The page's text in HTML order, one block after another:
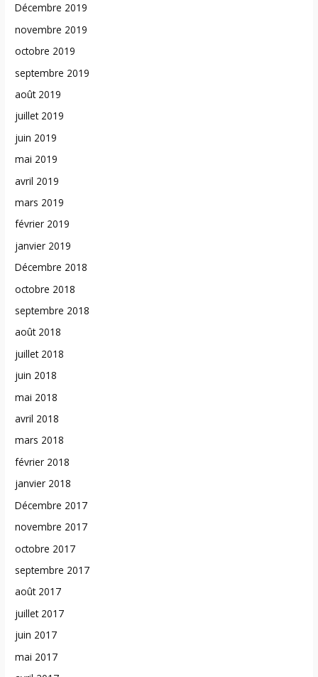
Décembre 2019
novembre 2019
octobre 2019
septembre 2019
août 2019
juillet 2019
juin 2019
mai 2019
avril 2019
mars 2019
février 2019
janvier 2019
Décembre 2018
octobre 2018
septembre 2018
août 2018
juillet 2018
juin 2018
mai 2018
avril 2018
mars 2018
février 2018
janvier 2018
Décembre 2017
novembre 2017
octobre 2017
septembre 2017
août 2017
juillet 2017
juin 2017
mai 2017